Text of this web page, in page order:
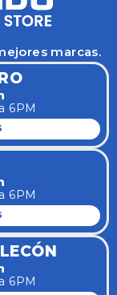
marcas.
6PM
6PM
6PM